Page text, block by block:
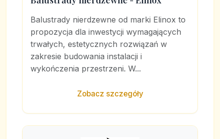
Balustrady nierdzewne od marki Elinox to
propozycja dla inwestycji wymagających
trwałych, estetycznych rozwiązań w
zakresie budowania instalacji i
wykończenia przestrzeni. W...
Zobacz szczegóły